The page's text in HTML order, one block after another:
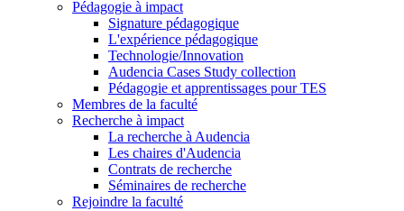
Pédagogie à impact
Signature pédagogique
L'expérience pédagogique
Technologie/Innovation
Audencia Cases Study collection
Pédagogie et apprentissages pour TES
Membres de la faculté
Recherche à impact
La recherche à Audencia
Les chaires d'Audencia
Contrats de recherche
Séminaires de recherche
Rejoindre la faculté